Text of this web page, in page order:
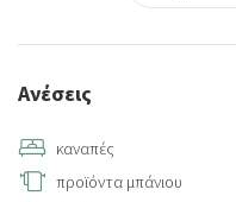
Ανέσεις
καναπές
προϊόντα μπάνιου